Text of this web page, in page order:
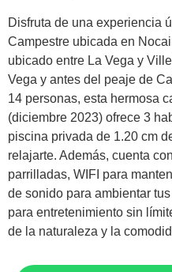
Disfruta de una experiencia
Campestre ubicada en
ubicado entre La Vega y
Vega y antes del peaje de
14 personas, esta hermosa
(diciembre 2023) ofrece 3
piscina privada de 1.20 cm
relajarte. Además, cuenta
parrilladas, WIFI para
de sonido para ambientar
para entretenimiento sin
de la naturaleza y la